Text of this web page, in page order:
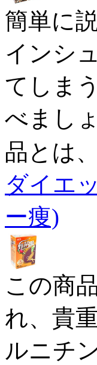
簡単に
インシ
てしま
べまし
品とは
ダイエ
ー痩)
この商
れ、貴
ルニチ